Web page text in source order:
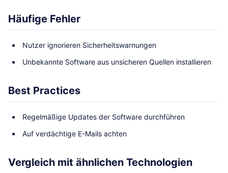
Häufige Fehler
Nutzer ignorieren Sicherheitswarnungen
Unbekannte Software aus unsicheren Quellen installieren
Best Practices
Regelmäßige Updates der Software durchführen
Auf verdächtige E-Mails achten
Vergleich mit ähnlichen Technologien